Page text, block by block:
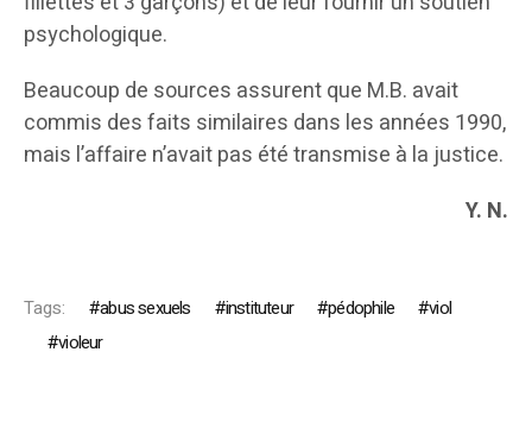
psychologique.
Beaucoup de sources assurent que M.B. avait
commis des faits similaires dans les années 1990,
mais l’affaire n’avait pas été transmise à la justice.
Y. N.
Tags: abus sexuels instituteur pédophile
viol
violeur